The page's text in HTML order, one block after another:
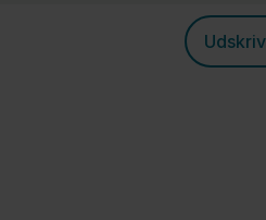
Udskriv